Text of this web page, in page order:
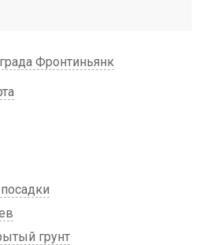
Фронтиньянк
грунт